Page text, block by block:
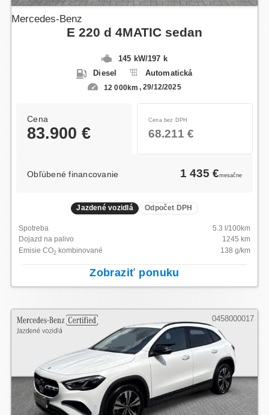
Mercedes-Benz
E 220 d 4MATIC sedan
145 kW/197 k
Diesel
Automatická
12 000km 29/12/2025
Cena
83.900 €
Cena bez DPH
68.211 €
Obľúbené financovanie 1 435 €mesačne
Jazdené vozidlá Odpočet DPH
Spotreba 5.3l/100km
Dojazd na palivo
1245 km
Emisie CO2kombinované 138 g/km
Zobraziť ponuku
0458000017